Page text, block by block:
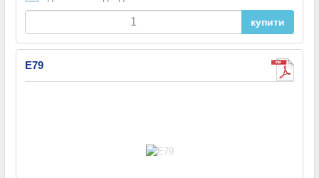
купити
E79